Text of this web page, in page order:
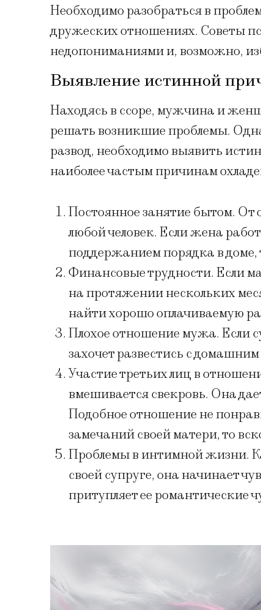
Необходимо разобраться в
дружеских отношениях. Советы
недопониманиями и, возможно,
Выявление истинной
Находясь в ссоре, мужчина и
решать возникшие проблемы.
развод, необходимо выявить
наиболее частым причинам
Постоянное занятие бытом. От
любой человек. Если жена
поддержанием порядка в доме,
Финансовые трудности. Если
на протяжении нескольких
найти хорошо оплачиваемую
Плохое отношение мужа. Если
захочет развестись с
Участие третьих лиц в
вмешивается свекровь. Она
Подобное отношение не
замечаний своей матери, то
Проблемы в интимной жизни.
своей супруге, она начинает
притупляет ее романтические